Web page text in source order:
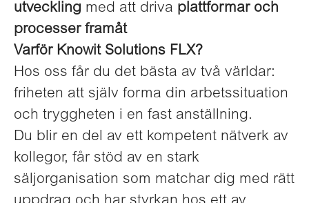
utveckling med att driva plattformar och
processer framåt
Varför Knowit Solutions FLX?
Hos oss får du det bästa av två världar:
friheten att själv forma din arbetssituation
och tryggheten i en fast anställning.
Du blir en del av ett kompetent nätverk av
kollegor, får stöd av en stark
säljorganisation som matchar dig med rätt